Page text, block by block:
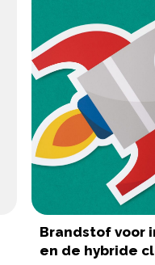
Brandstof voor
en de hybride